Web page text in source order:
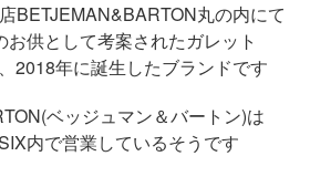
BETJEMAN&BARTON丸の内にて
お供として考案されたガレット
2018年に誕生したブランドです
ベッジュマン＆バートン)は
内で営業しているそうです